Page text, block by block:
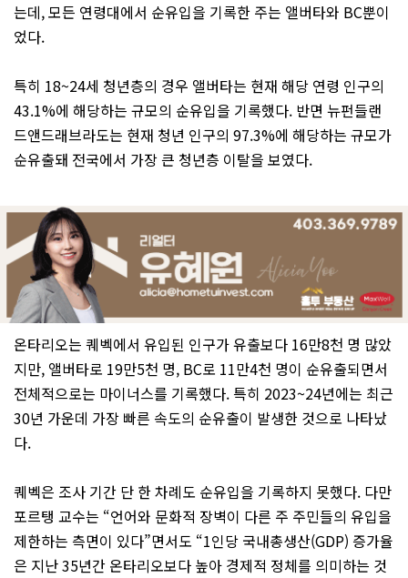
는데, 모든 연령대에서 순유입을 기록한 주는 앨버타와 BC뿐이
었다.
특히 18~24세 청년층의 경우 앨버타는 현재 해당 연령 인구의
43.1%에 해당하는 규모의 순유입을 기록했다. 반면 뉴펀들랜
드앤드래브라도는 현재 청년 인구의 97.3%에 해당하는 규모가
순유출돼 전국에서 가장 큰 청년층 이탈을 보였다.
온타리오는 퀘벡에서 유입된 인구가 유출보다 16만8천 명 많았
지만, 앨버타로 19만5천 명, BC로 11만4천 명이 순유출되면서
전체적으로는 마이너스를 기록했다. 특히 2023~24년에는 최근
30년 가운데 가장 빠른 속도의 순유출이 발생한 것으로 나타났
다.
퀘벡은 조사 기간 단 한 차례도 순유입을 기록하지 못했다. 다만
포르탱 교수는 “언어와 문화적 장벽이 다른 주 주민들의 유입을
제한하는 측면이 있다”면서도 “1인당 국내총생산(GDP) 증가율
은 지난 35년간 온타리오보다 높아 경제적 정체를 의미하는 것